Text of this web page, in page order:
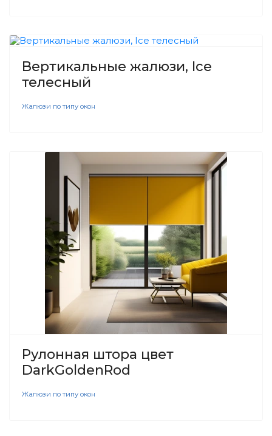
Вертикальные жалюзи, Ice
телесный
Жалюзи по типу окон
Рулонная штора цвет
DarkGoldenRod
Жалюзи по типу окон